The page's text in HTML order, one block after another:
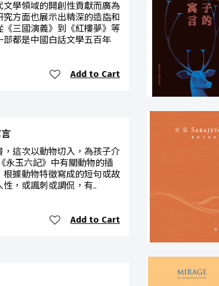
學領域的開創性貢獻而廣為
方面也展示出精深的造詣和
三國演義》到《紅樓夢》等
都是中國白話文學五百年
Add to Cart
，這次以動物切入，為孩子介
永玉六記》中有關動物的插
據動物特徵寫成的短句或故
，或諷刺或調侃，有..
Add to Cart